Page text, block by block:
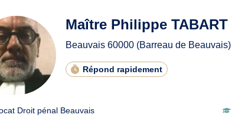
Maître Philippe TABART
Beauvais 60000 (Barreau de Beauvais)
Répond rapidement
Droit pénal Beauvais